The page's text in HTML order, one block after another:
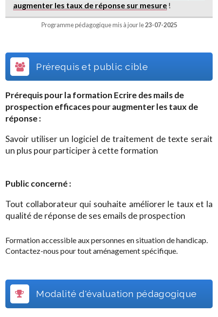
augmenter les taux de réponse sur mesure !
Programme pédagogique mis à jour le23-07-2025
Prérequis et public cible
Prérequis pour la formation Ecrire des mails de
prospection efficaces pour augmenter les taux de
réponse:
Savoir utiliser un logiciel de traitement de texte serait
un plus pour participer à cette formation
Public concerné :
Tout collaborateur qui souhaite améliorer le taux et la
qualité de réponse de ses emails de prospection
Formation accessible aux personnes en situation de handicap.
Contactez-nous pour tout aménagement spécifique.
Modalité d'évaluation pédagogique